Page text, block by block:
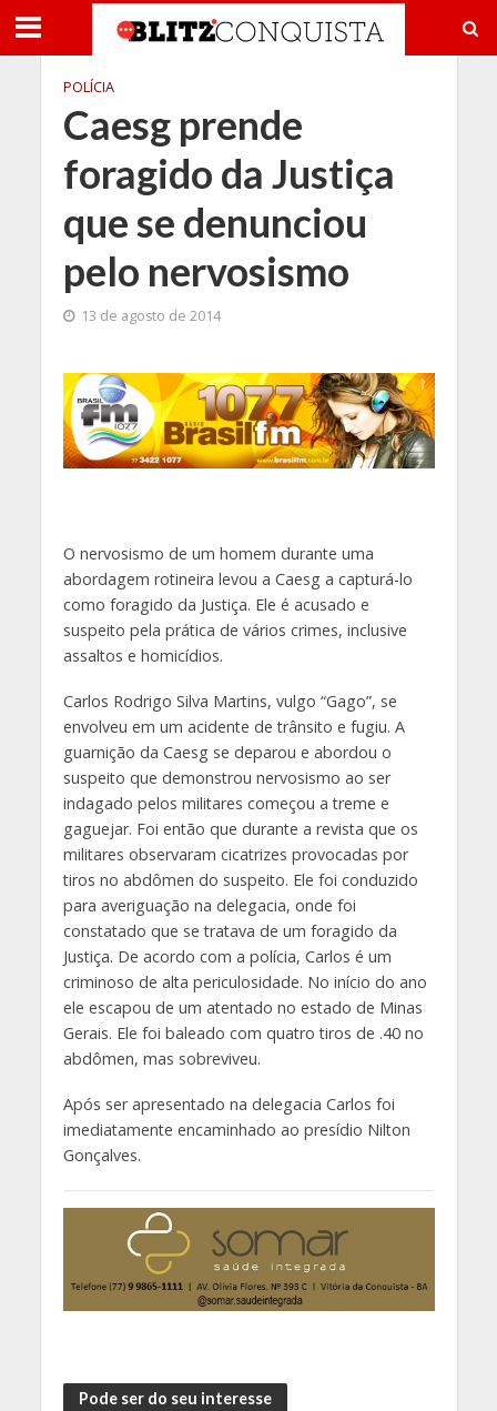
POLÍCIA
Caesg prende
foragido da Justiça
que se denunciou
pelo nervosismo
13 de agosto de 2014
O nervosismo de um homem durante uma
abordagem rotineira levou a Caesg a capturá-lo
como foragido da Justiça. Ele é acusado e
suspeito pela prática de vários crimes, inclusive
assaltos e homicídios.
Carlos Rodrigo Silva Martins, vulgo “Gago”, se
envolveu em um acidente de trânsito e fugiu. A
guarnição da Caesg se deparou e abordou o
suspeito que demonstrou nervosismo ao ser
indagado pelos militares começou a treme e
gaguejar. Foi então que durante a revista que os
militares observaram cicatrizes provocadas por
tiros no abdômen do suspeito. Ele foi conduzido
para averiguação na delegacia, onde foi
constatado que se tratava de um foragido da
Justiça. De acordo com a polícia, Carlos é um
criminoso de alta periculosidade. No início do ano
ele escapou de um atentado no estado de Minas
Gerais. Ele foi baleado com quatro tiros de .40 no
abdômen, mas sobreviveu.
Após ser apresentado na delegacia Carlos foi
imediatamente encaminhado ao presídio Nilton
Gonçalves.
Pode ser do seu interesse